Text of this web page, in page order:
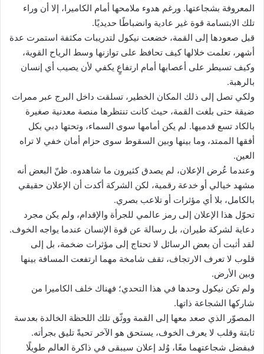
المعروفة بشجاعتها. ورغم هدوء ملامحها أمام الكاميرا، إلا أن وراء
تلك الابتسامة قوة غير عادية وانضباطًا حديديًا.
قبل صعودها إلى القمة، خضعت نيكول لتدريبات مكثفة استمرت عدة
أشهر، تعلمت خلالها كيف تحافظ على توازنها وسط الرياح القوية،
وكيف تسيطر على أعصابها أمام ارتفاعٍ يكفي لأن يصيب أي إنسان
بالرهبة.
ولكي تصل إلى ذلك المكان الخطير، تسلقت داخل البرج عبر ممرات
ضيقة حتى بلغت القمة، حيث كانت تنتظرها منصة معدنية صغيرة
بالكاد تسع قدميها. لم يكن أمامها سوى السماء، وتحتها دبي بكل
أفقها الممتد، وما بينها وبين السقوط سوى حزام أمان خفي لا تراه
العين.
وعندما عُرض الإعلان، لم يصدق كثيرون ما شاهدوه. ظنّ البعض أنه
مشهد خيالي أو خدعة رقمية، لكن الشركة أكدت أن الإعلان حقيقي
بالكامل، بلا أي مؤثرات أو تلاعب بصري.
تحوّل هذا الإعلان إلى رمز عالمي للجرأة والإقدام، ولم يكن مجرد
دعاية لشركة طيران، بل رسالة عن قوة الإنسان عندما يواجه الخوف.
لقد أثبت أن بعض الرسائل لا تحتاج إلى مؤثرات ضخمة، بل إلى
قلوب لا تعرف الارتجاف، تقف شامخة مهما ارتفعت المسافة بينها
وبين الأرض.
ولم تكن نيكول وحدها في هذا التحدي؛ فهناك خلف الكاميرا من
شاركها الشجاعة ذاتها.
المصوّر الذي صعد معها إلى القمة ووثّق تلك اللحظة الخالدة بعدسة
ثابتة وقلب لا يعرف الخوف، يستحق هو الآخر تحيةً تليق بجرأته.
فبفضل شجاعتهما معًا، وُلد إعلان سيبقى في ذاكرة العالم طويلًا